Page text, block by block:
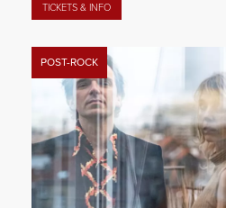
TICKETS & INFO
POST-ROCK